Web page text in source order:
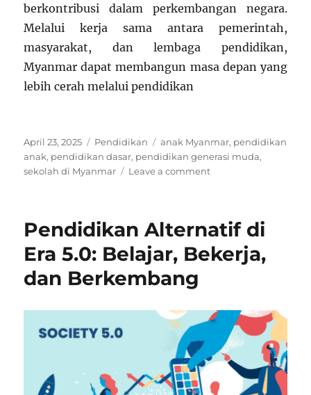
berkontribusi dalam perkembangan negara.
Melalui kerja sama antara pemerintah,
masyarakat, dan lembaga pendidikan,
Myanmar dapat membangun masa depan yang
lebih cerah melalui pendidikan
Posted
on
April 23, 2025 Categories
Pendidikan Tags
anak Myanmar, pendidikan
anak, pendidikan dasar, pendidikan generasi muda,
sekolah di Myanmar
Leave a commenton
Myanmar:
Membangun
Generasi
Pendidikan Alternatif di
Era 5.0: Belajar, Bekerja,
dan Berkembang